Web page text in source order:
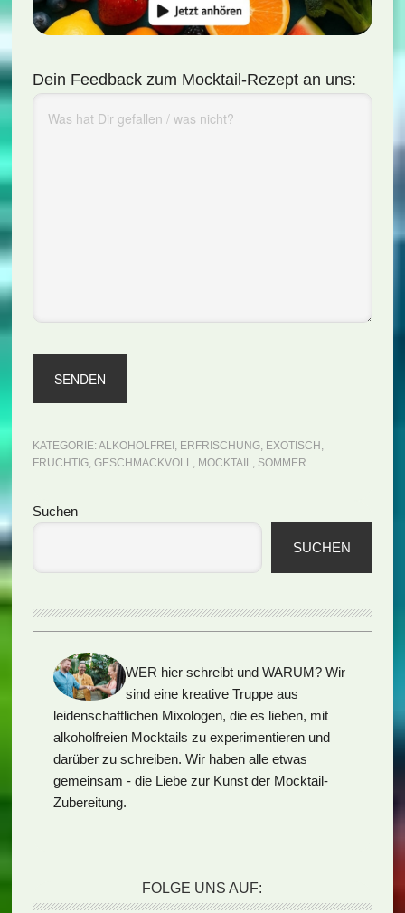
Dein Feedback zum Mocktail-Rezept an uns:
KATEGORIE: ALKOHOLFREI , ERFRISCHUNG, EXOTISCH ,
FRUCHTIG, GESCHMACKVOLL, MOCKTAIL, SOMMER
Seitenspalte
Suchen
SUCHEN
WER hier schreibt und WARUM? Wir
sind eine kreative Truppe aus
leidenschaftlichen Mixologen, die es lieben, mit
alkoholfreien Mocktails zu experimentieren und
darüber zu schreiben. Wir haben alle etwas
gemeinsam - die Liebe zur Kunst der Mocktail-
Zubereitung.
FOLGE UNS AUF: